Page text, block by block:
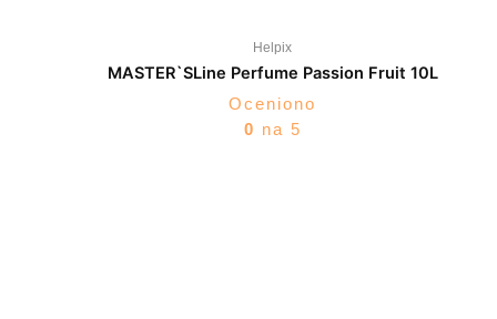
Helpix
MASTER`SLine Perfume Passion Fruit 10L
Oceniono
0 na 5